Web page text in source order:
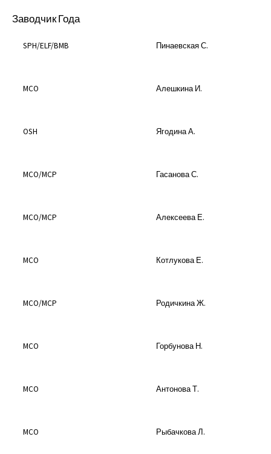
Заводчик Года
SPH/ELF/BMB Пинаевская С.
MCO Алешкина И.
OSH Ягодина А.
MCO/MCP Гасанова С.
MCO/MCP Алексеева Е.
MCO Котлукова Е.
MCO/MCP Родичкина Ж.
MCO Горбунова Н.
MCO Антонова Т.
MCO Рыбачкова Л.